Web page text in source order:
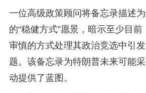
一位高级政策顾问将备忘录描述
的“稳健方式”愿景，暗示至少目
审慎的方式处理其政治竞选中引
题。该备忘录为特朗普未来可能
动提供了蓝图。